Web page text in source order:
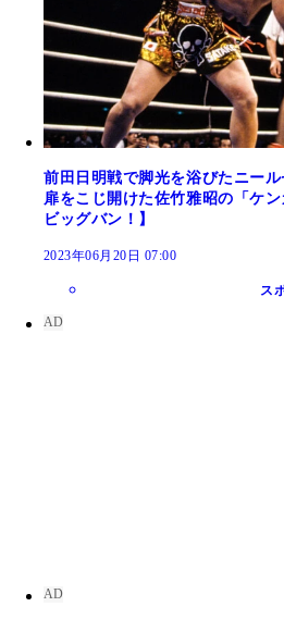
前田日明戦で脚光を浴びたニー
扉をこじ開けた佐竹雅昭の「ケ
ビッグバン！】
2023年06月20日 07:00
ス